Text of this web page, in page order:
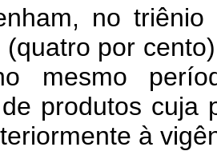
no triênio
(quatro por
mesmo
produtos cuja
à